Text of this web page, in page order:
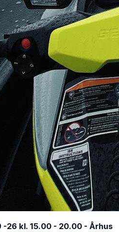
26 kl. 15.00 - 20.00 - Århus